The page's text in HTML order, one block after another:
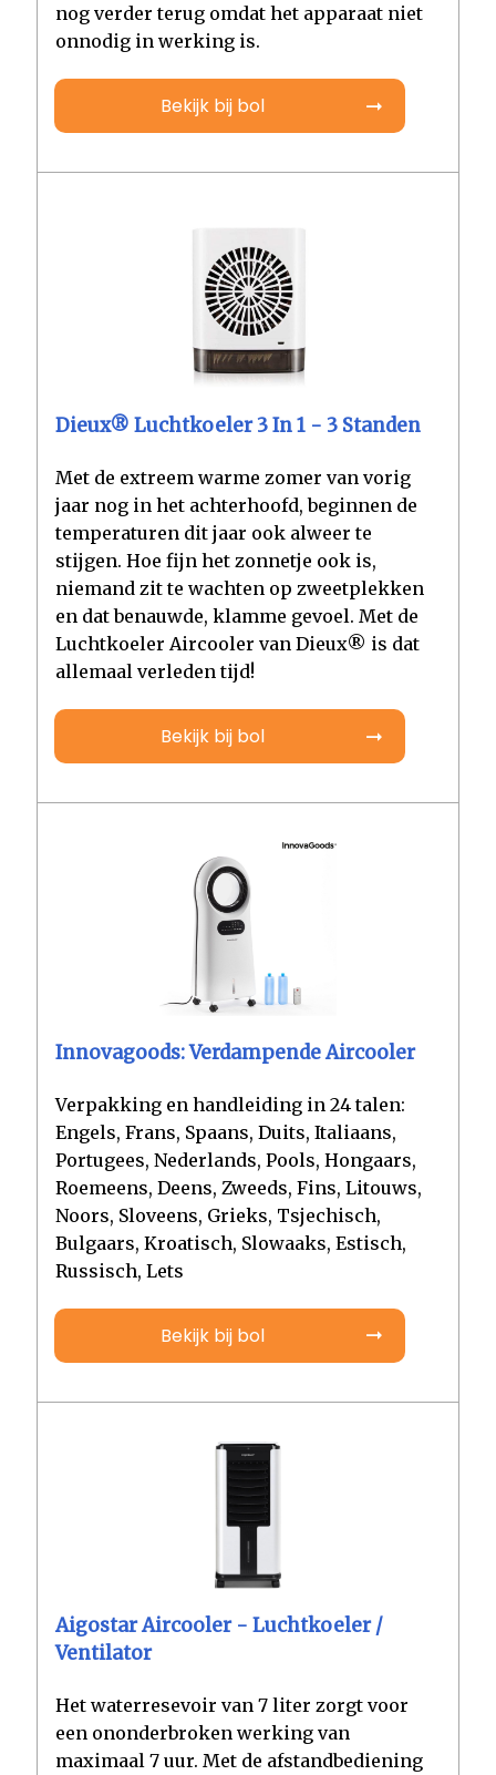
nog verder terug omdat het apparaat niet
onnodig in werking is.
Bekijk bij bol
Dieux® Luchtkoeler 3 In 1 - 3 Standen
Met de extreem warme zomer van vorig
jaar nog in het achterhoofd, beginnen de
temperaturen dit jaar ook alweer te
stijgen. Hoe fijn het zonnetje ook is,
niemand zit te wachten op zweetplekken
en dat benauwde, klamme gevoel. Met de
Luchtkoeler Aircooler van Dieux® is dat
allemaal verleden tijd!
Bekijk bij bol
Innovagoods: Verdampende Aircooler
Verpakking en handleiding in 24 talen:
Engels, Frans, Spaans, Duits, Italiaans,
Portugees, Nederlands, Pools, Hongaars,
Roemeens, Deens, Zweeds, Fins, Litouws,
Noors, Sloveens, Grieks, Tsjechisch,
Bulgaars, Kroatisch, Slowaaks, Estisch,
Russisch, Lets
Bekijk bij bol
Aigostar Aircooler - Luchtkoeler /
Ventilator
Het waterresevoir van 7 liter zorgt voor
een ononderbroken werking van
maximaal 7 uur. Met de afstandbediening